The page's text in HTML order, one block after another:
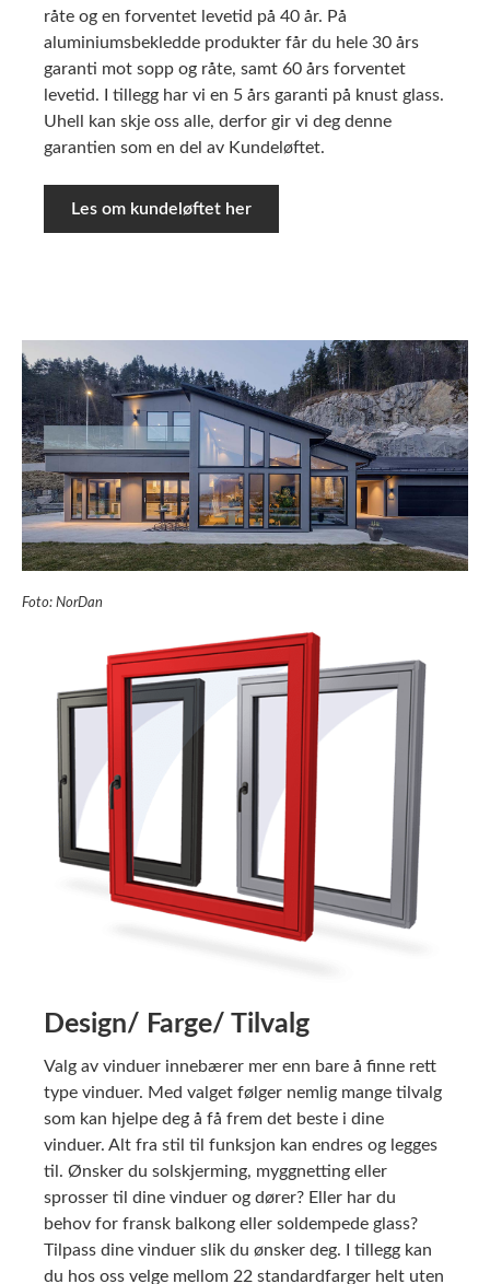
råte og en forventet levetid på 40 år. På
aluminiumsbekledde produkter får du hele 30 års
garanti mot sopp og råte, samt 60 års forventet
levetid. I tillegg har vi en 5 års garanti på knust glass.
Uhell kan skje oss alle, derfor gir vi deg denne
garantien som en del av Kundeløftet.
Les om kundeløftet her
Foto: NorDan
Design/ Farge/ Tilvalg
Valg av vinduer innebærer mer enn bare å finne rett
type vinduer. Med valget følger nemlig mange tilvalg
som kan hjelpe deg å få frem det beste i dine
vinduer. Alt fra stil til funksjon kan endres og legges
til. Ønsker du solskjerming, myggnetting eller
sprosser til dine vinduer og dører? Eller har du
behov for fransk balkong eller soldempede glass?
Tilpass dine vinduer slik du ønsker deg. I tillegg kan
du hos oss velge mellom 22 standardfarger helt uten